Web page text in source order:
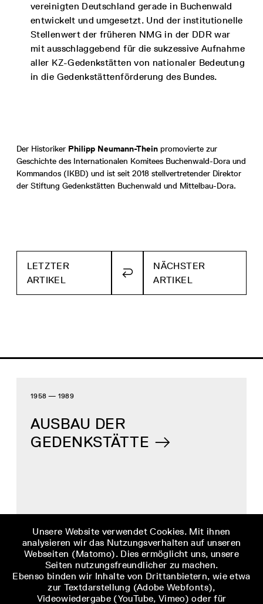
Unsere Website verwendet Cookies. Mit ihnen
analysieren wir das Nutzungsverhalten auf unseren
Webseiten (Matomo). Dies ermöglicht uns, unsere
Seiten nutzungsfreundlicher zu machen.
Ebenso binden wir Inhalte von Drittanbietern, wie etwa
zur Textdarstellung (Adobe Webfonts),
Videowiedergabe (YouTube, Vimeo) oder für
vereinigten Deutschland gerade in Buchenwald
entwickelt und umgesetzt. Und der institutionelle
Stellenwert der früheren NMG in der DDR war
mit ausschlaggebend für die sukzessive Aufnahme
aller KZ-Gedenkstätten von nationaler Bedeutung
in die Gedenkstättenförderung des Bundes.
Der Historiker Philipp Neumann-Thein promovierte zur
Geschichte des Internationalen Komitees Buchenwald-Dora und
Kommandos (IKBD) und ist seit 2018 stellvertretender Direktor
der Stiftung Gedenkstätten Buchenwald und Mittelbau-Dora.
LETZTER
ARTIKEL
ZURÜCK
ZUR
NÄCHSTER
ARTIKEL
AUSBAU DER
GEDENKSTÄTTE
1958 — 1989
SS-TERROR,
DDR-DARSTELLUNG DES KZ BUCHENWALD